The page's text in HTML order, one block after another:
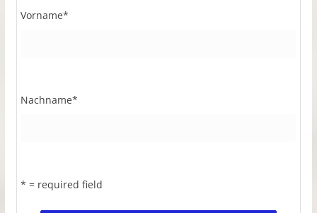
Vorname*
Nachname*
* = required field